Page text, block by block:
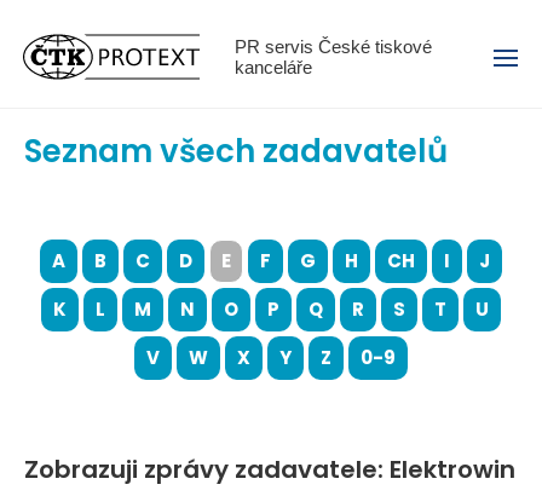
PR servis České tiskové
kanceláře
Menu
Seznam všech zadavatelů
A B C D E F G H CH I
J
K
L M N O P Q R S T
U
V
W X Y Z 0-9
Zobrazuji zprávy zadavatele: Elektrowin